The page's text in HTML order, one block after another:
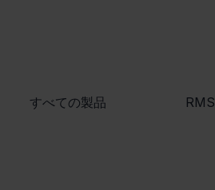
​すべての製品 ​RMS